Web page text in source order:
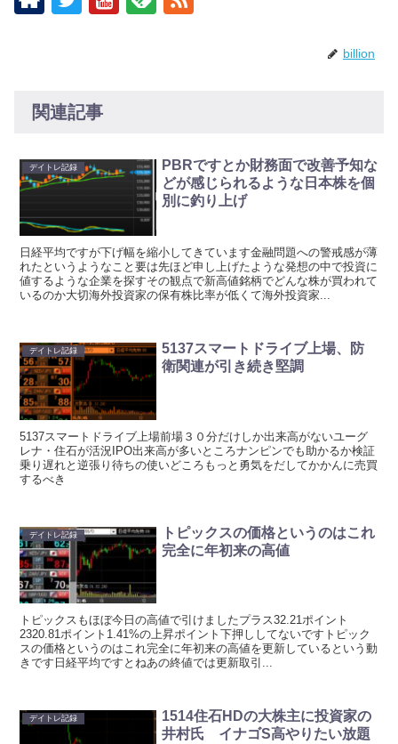
billion
関連記事
デイトレ記録
PBRですとか財務面で改善予知な
どが感じられるような日本株を個
別に釣り上げ
日経平均ですが下げ幅を縮小してきています金融問題への警戒感が薄
れたというようなこと要は先ほど申し上げたような発想の中で投資に
値するような企業を探すその観点で新高値銘柄でどんな株が買われて
いるのか大切海外投資家の保有株比率が低くて海外投資家...
デイトレ記録
5137スマートドライブ上場、防
衛関連が引き続き堅調
5137スマートドライブ上場前場３０分だけしか出来高がないユーグ
レナ・住石が活況IPO出来高が多いところナンピンでも助かるか検証
乗り遅れと逆張り待ちの使いどころもっと勇気をだしてかかんに売買
するべき
デイトレ記録
トピックスの価格というのはこれ
完全に年初来の高値
トピックスもほぼ今日の高値で引けましたプラス32.21ポイント
2320.81ポイント1.41%の上昇ポイント下押ししてないですトピック
スの価格というのはこれ完全に年初来の高値を更新しているという動
きです日経平均ですとねあの終値では更新取引...
デイトレ記録
1514住石HDの大株主に投資家の
井村氏 イナゴS高やりたい放題